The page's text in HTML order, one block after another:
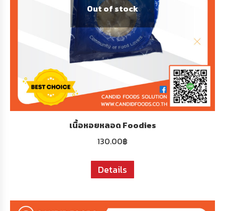
Out of stock
เนื้อหอยหลอด Foodies
130.00฿
Details